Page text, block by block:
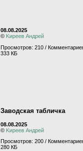
08.08.2025
© Kиpeeв Aндpeй
Просмотров: 210 /
333 КБ
Заводская табличка
08.08.2025
© Kиpeeв Aндpeй
Просмотров: 200 /
280 КБ